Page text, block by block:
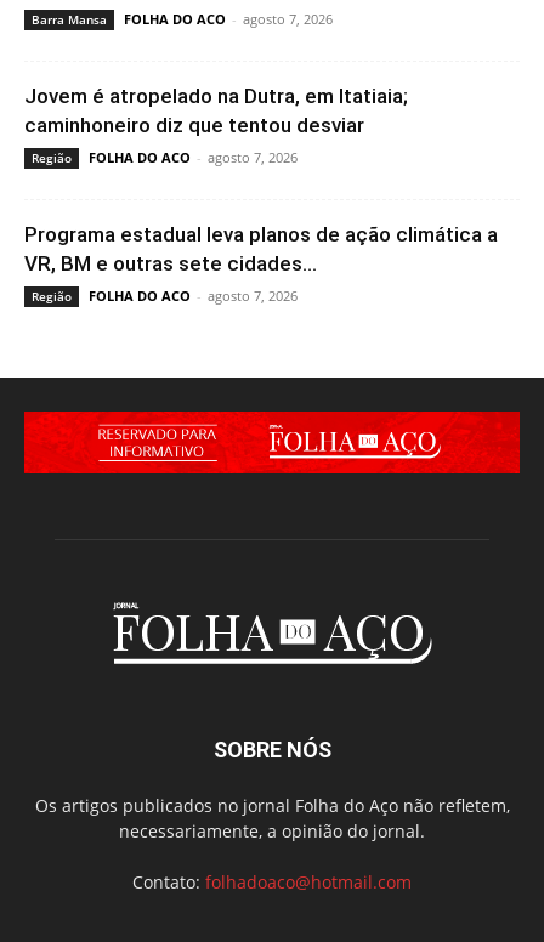
Barra Mansa FOLHA DO ACO - agosto 7, 2026
Jovem é atropelado na Dutra, em Itatiaia;
caminhoneiro diz que tentou desviar
Região FOLHA DO ACO - agosto 7, 2026
Programa estadual leva planos de ação climática a
VR, BM e outras sete cidades...
Região FOLHA DO ACO - agosto 7, 2026
SOBRE NÓS
Os artigos publicados no jornal Folha do Aço não refletem,
necessariamente, a opinião do jornal.
Contato: folhadoaco@hotmail.com